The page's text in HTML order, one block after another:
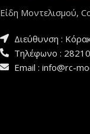
Είδη Μοντελισμού,
Διεύθυνση :
Τηλέφωνο :
Email : info@rc-